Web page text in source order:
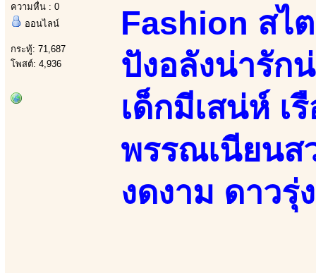
ความหื่น : 0
ออนไลน์
กระทู้: 71,687
โพสต์: 4,936
Fashion สไ
ปังอลังน่ารัก
เด็กมีเสน่ห์ เ
พรรณเนียนส
งดงาม ดาวรุ่